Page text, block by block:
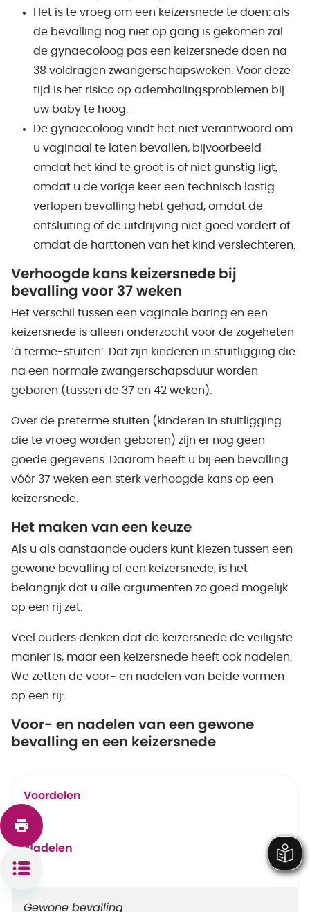
Het is te vroeg om een keizersnede te doen: als
de bevalling nog niet op gang is gekomen zal
de gynaecoloog pas een keizersnede doen na
38 voldragen zwangerschapsweken. Voor deze
tijd is het risico op ademhalingsproblemen bij
uw baby te hoog.
De gynaecoloog vindt het niet verantwoord om
u vaginaal te laten bevallen, bijvoorbeeld
omdat het kind te groot is of niet gunstig ligt,
omdat u de vorige keer een technisch lastig
verlopen bevalling hebt gehad, omdat de
ontsluiting of de uitdrijving niet goed vordert of
omdat de harttonen van het kind verslechteren.
Verhoogde kans keizersnede bij
bevalling voor 37 weken
Het verschil tussen een vaginale baring en een
keizersnede is alleen onderzocht voor de zogeheten
‘à terme-stuiten’. Dat zijn kinderen in stuitligging die
na een normale zwangerschapsduur worden
geboren (tussen de 37 en 42 weken).
Over de preterme stuiten (kinderen in stuitligging
die te vroeg worden geboren) zijn er nog geen
goede gegevens. Daarom heeft u bij een bevalling
vóór 37 weken een sterk verhoogde kans op een
keizersnede.
Het maken van een keuze
Als u als aanstaande ouders kunt kiezen tussen een
gewone bevalling of een keizersnede, is het
belangrijk dat u alle argumenten zo goed mogelijk
op een rij zet.
Veel ouders denken dat de keizersnede de veiligste
manier is, maar een keizersnede heeft ook nadelen.
We zetten de voor- en nadelen van beide vormen
op een rij:
Voor- en nadelen van een gewone
bevalling en een keizersnede
Voordelen
Nadelen
Gewone bevalling